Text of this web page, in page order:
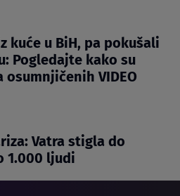
kuće u BiH, pa pokušali
Pogledajte kako su
VIDEO
Vatra stigla do
1.000 ljudi